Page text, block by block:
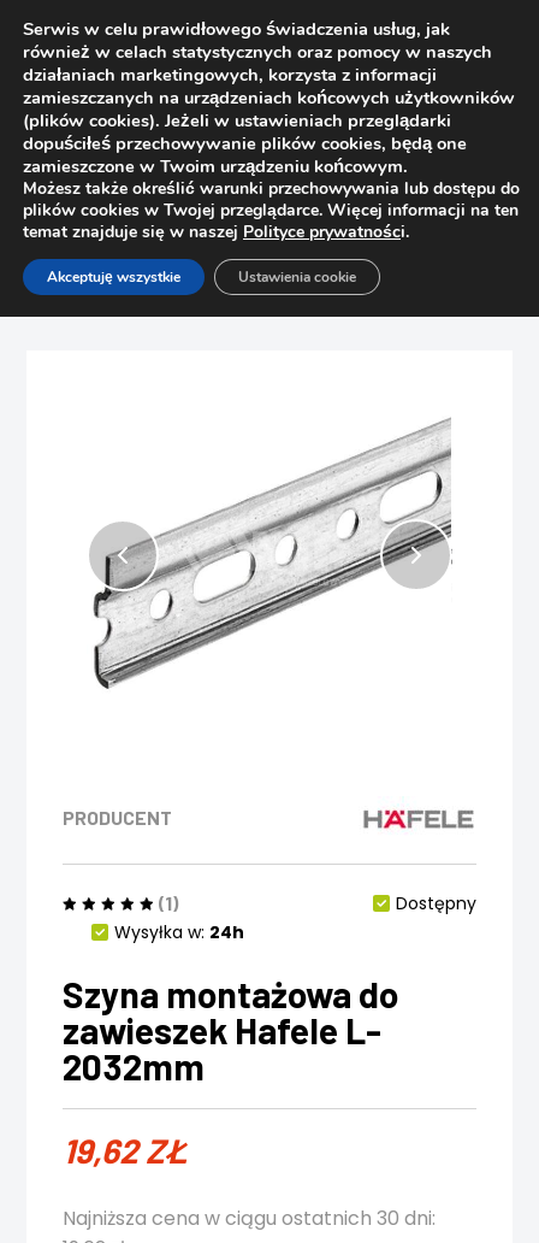
Strona główna
Sklep
Pomoce montażowe, wzorniki
PRODUCENT
(1)
Dostępny
Wysyłka w: 24h
Szyna montażowa do
zawieszek Hafele L-
2032mm
19,62ZŁ
Najniższa cena w ciągu ostatnich 30 dni:
Serwis w celu prawidłowego świadczenia usług, jak
również w celach statystycznych oraz pomocy w naszych
działaniach marketingowych, korzysta z informacji
zamieszczanych na urządzeniach końcowych użytkowników
(plików cookies). Jeżeli w ustawieniach przeglądarki
dopuściłeś przechowywanie plików cookies, będą one
zamieszczone w Twoim urządzeniu końcowym.
Możesz także określić warunki przechowywania lub dostępu do
plików cookies w Twojej przeglądarce. Więcej informacji na ten
temat znajduje się w naszej Polityce prywatności.
Akceptuję wszystkie Ustawienia cookie